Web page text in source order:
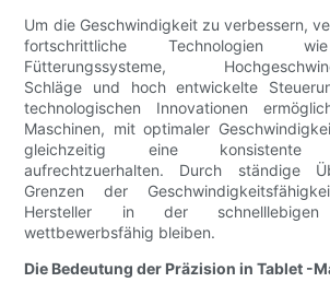
Um die Geschwindigkeit zu verbessern,
fortschrittliche Technologien
Fütterungssysteme,
Schläge und hoch entwickelte
technologischen Innovationen
Maschinen, mit optimaler
gleichzeitig eine konsistente
aufrechtzuerhalten. Durch ständige
Grenzen der
Hersteller in der schnelllebigen
wettbewerbsfähig bleiben.
Die Bedeutung der Präzision in Tablet -